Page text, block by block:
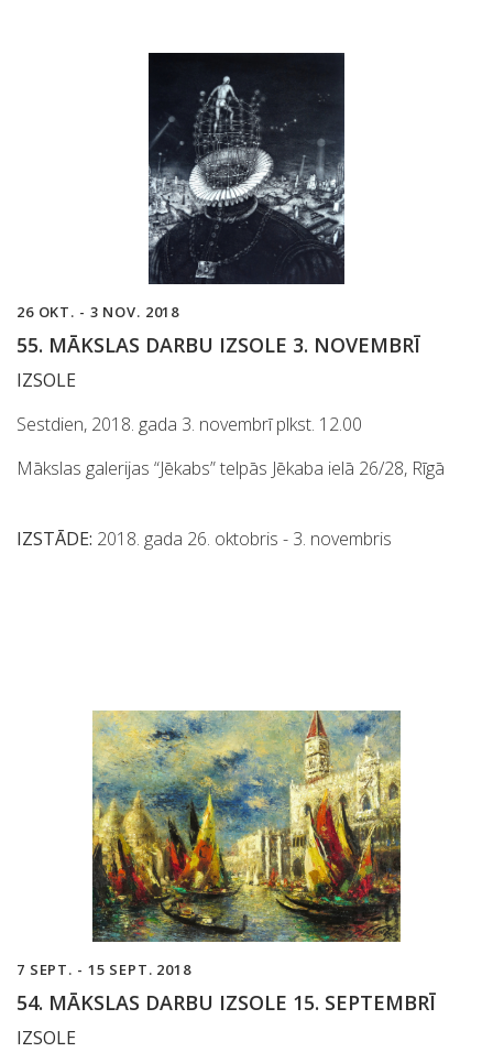
26 OKT. - 3 NOV. 2018
55. MĀKSLAS DARBU IZSOLE 3. NOVEMBRĪ
IZSOLE
Sestdien, 2018. gada 3. novembrī plkst. 12.00
Mākslas galerijas “Jēkabs” telpās Jēkaba ielā 26/28, Rīgā
IZSTĀDE: 2018. gada 26. oktobris - 3. novembris
7 SEPT. - 15 SEPT. 2018
54. MĀKSLAS DARBU IZSOLE 15. SEPTEMBRĪ
IZSOLE